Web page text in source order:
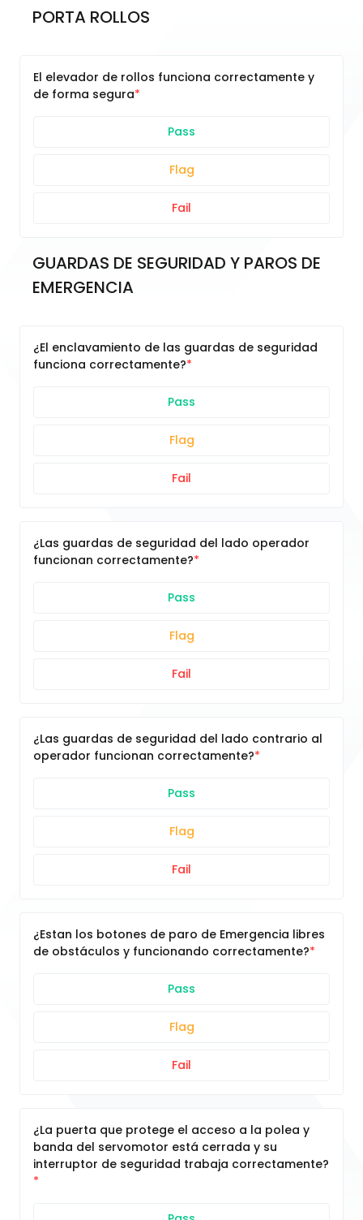
PORTA ROLLOS
El elevador de rollos funciona correctamente y
de forma segura
Pass
Flag
Fail
GUARDAS DE SEGURIDAD Y PAROS DE
EMERGENCIA
¿El enclavamiento de las guardas de seguridad
funciona correctamente?
Pass
Flag
Fail
¿Las guardas de seguridad del lado operador
funcionan correctamente?
Pass
Flag
Fail
¿Las guardas de seguridad del lado contrario al
operador funcionan correctamente?
Pass
Flag
Fail
¿Estan los botones de paro de Emergencia libres
de obstáculos y funcionando correctamente?
Pass
Flag
Fail
¿La puerta que protege el acceso a la polea y
banda del servomotor está cerrada y su
interruptor de seguridad trabaja correctamente?